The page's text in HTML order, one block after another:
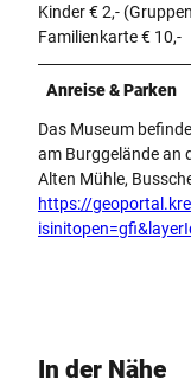
Kinder € 2,-
Familienkarte € 10,-
Anreise & Parken
Das Museum
am Burggelände an
Alten Mühle,
https://
In der Nähe